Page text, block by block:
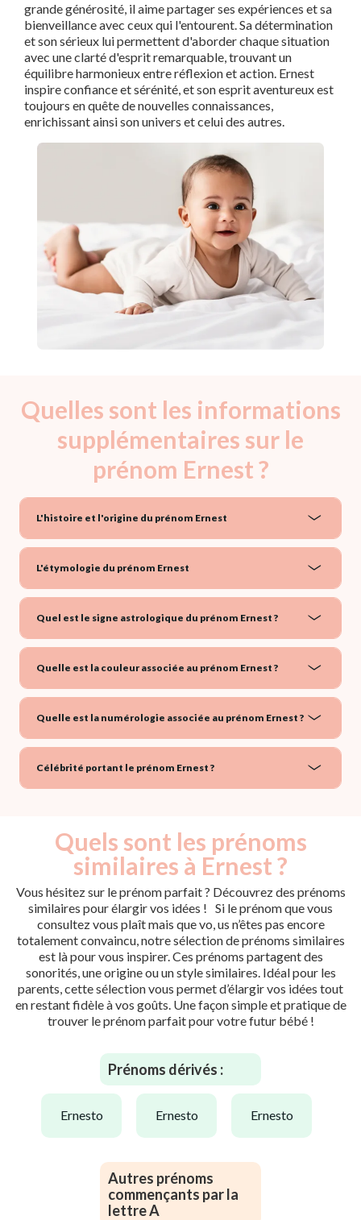
grande générosité, il aime partager ses expériences et sa
bienveillance avec ceux qui l'entourent. Sa détermination
et son sérieux lui permettent d'aborder chaque situation
avec une clarté d'esprit remarquable, trouvant un
équilibre harmonieux entre réflexion et action. Ernest
inspire confiance et sérénité, et son esprit aventureux est
toujours en quête de nouvelles connaissances,
enrichissant ainsi son univers et celui des autres.
Quelles sont les informations
supplémentaires sur le
prénom Ernest ?
L'histoire et l'origine du prénom Ernest
L'étymologie du prénom Ernest
Quel est le signe astrologique du prénom Ernest ?
Quelle est la couleur associée au prénom Ernest ?
Quelle est la numérologie associée au prénom Ernest ?
Célébrité portant le prénom Ernest ?
Quels sont les prénoms
similaires à Ernest ?
Vous hésitez sur le prénom parfait ? Découvrez des prénoms
similaires pour élargir vos idées ! Si le prénom que vous
consultez vous plaît mais que vo, us n’êtes pas encore
totalement convaincu, notre sélection de prénoms similaires
est là pour vous inspirer. Ces prénoms partagent des
sonorités, une origine ou un style similaires. Idéal pour les
parents, cette sélection vous permet d’élargir vos idées tout
en restant fidèle à vos goûts. Une façon simple et pratique de
trouver le prénom parfait pour votre futur bébé !
Prénoms dérivés :
ernesto ernesto ernesto
Autres prénoms
commençants par la
lettre A